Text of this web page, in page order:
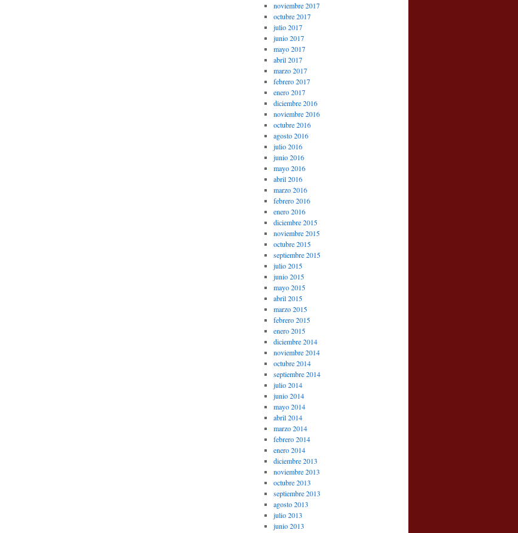
noviembre 2017
octubre 2017
julio 2017
junio 2017
mayo 2017
abril 2017
marzo 2017
febrero 2017
enero 2017
diciembre 2016
noviembre 2016
octubre 2016
agosto 2016
julio 2016
junio 2016
mayo 2016
abril 2016
marzo 2016
febrero 2016
enero 2016
diciembre 2015
noviembre 2015
octubre 2015
septiembre 2015
julio 2015
junio 2015
mayo 2015
abril 2015
marzo 2015
febrero 2015
enero 2015
diciembre 2014
noviembre 2014
octubre 2014
septiembre 2014
julio 2014
junio 2014
mayo 2014
abril 2014
marzo 2014
febrero 2014
enero 2014
diciembre 2013
noviembre 2013
octubre 2013
septiembre 2013
agosto 2013
julio 2013
junio 2013